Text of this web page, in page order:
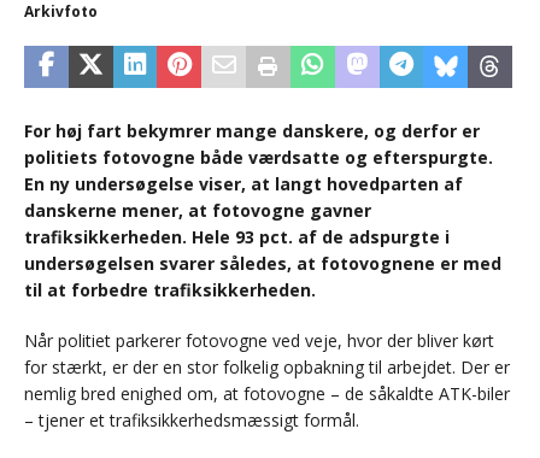
Arkivfoto
For høj fart bekymrer mange danskere, og derfor er
politiets fotovogne både værdsatte og efterspurgte.
En ny undersøgelse viser, at langt hovedparten af
danskerne mener, at fotovogne gavner
trafiksikkerheden. Hele 93 pct. af de adspurgte i
undersøgelsen svarer således, at fotovognene er med
til at forbedre trafiksikkerheden.
Når politiet parkerer fotovogne ved veje, hvor der bliver kørt
for stærkt, er der en stor folkelig opbakning til arbejdet. Der er
nemlig bred enighed om, at fotovogne – de såkaldte ATK-biler
– tjener et trafiksikkerhedsmæssigt formål.